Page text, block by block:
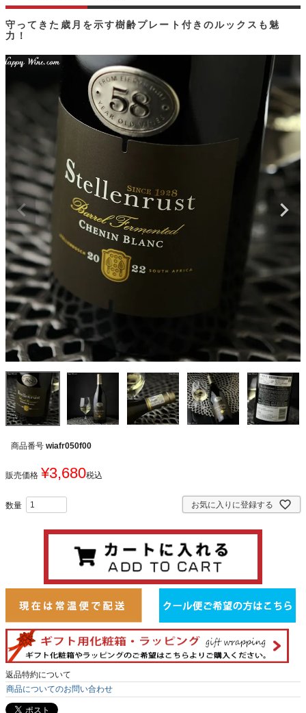
守ってきた歳月を示す樹齢プレート付きのルックスも魅
力！
商品番号 wiafr050f00
販売価格 ¥3,680税込
お気に入りに登録する
返品特約について
商品についてのお問い合わせ